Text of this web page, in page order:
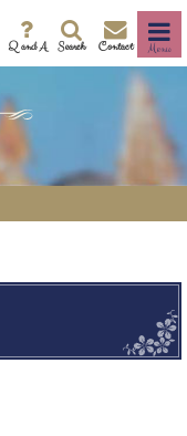
Q and A Search Contact Menu